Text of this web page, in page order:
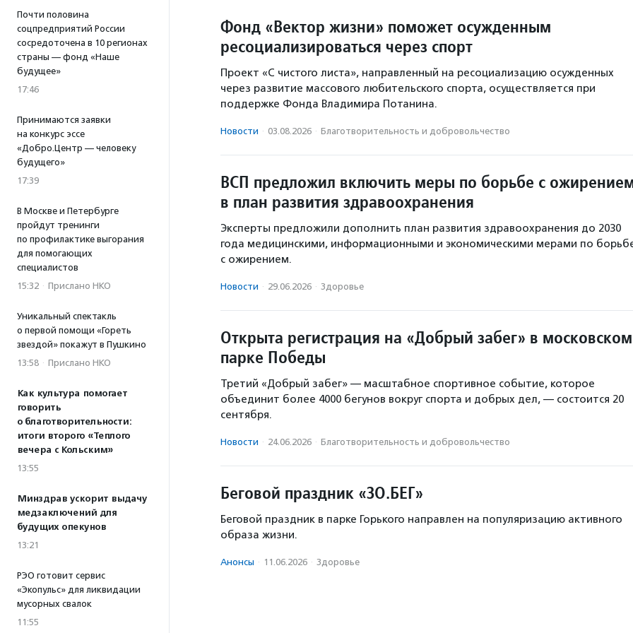
Почти половина
соцпредприятий России
сосредоточена в 10 регионах
страны — фонд «Наше
будущее»
17:46
Принимаются заявки
на конкурс эссе
«Добро.Центр — человеку
будущего»
17:39
В Москве и Петербурге
пройдут тренинги
по профилактике выгорания
для помогающих
специалистов
15:32 · Прислано НКО
Уникальный спектакль
о первой помощи «Гореть
звездой» покажут в Пушкино
13:58 · Прислано НКО
Как культура помогает
говорить
о благотворительности:
итоги второго «Теплого
вечера с Кольским»
13:55
Минздрав ускорит выдачу
медзаключений для
будущих опекунов
13:21
РЭО готовит сервис
«Экопульс» для ликвидации
мусорных свалок
11:55
Фонд «Вектор жизни» поможет осужденным
ресоциализироваться через спорт
Проект «С чистого листа», направленный на ресоциализацию осужденных
через развитие массового любительского спорта, осуществляется при
поддержке Фонда Владимира Потанина.
Новости · 03.08.2026 · Благотвори­тель­ность и доброволь­чест­во
ВСП предложил включить меры по борьбе с
в план развития здравоохранения
Эксперты предложили дополнить план развития здравоохранения до 2030
года медицинскими, информационными и экономическими мерами по
с ожирением.
Новости · 29.06.2026 · Здоровье
Открыта регистрация на «Добрый забег» в московском
парке Победы
Третий «Добрый забег» — масштабное спортивное событие, которое
объединит более 4000 бегунов вокруг спорта и добрых дел, — состоится 20
сентября.
Новости · 24.06.2026 · Благотвори­тель­ность и доброволь­чест­во
Беговой праздник «ЗО.БЕГ»
Беговой праздник в парке Горького направлен на популяризацию активного
образа жизни.
Анонсы · 11.06.2026 · Здоровье